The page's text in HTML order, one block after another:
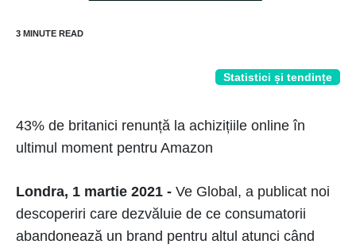
Statistici și tendințe
43% de britanici renunță la achizițiile online în
ultimul moment pentru Amazon
Londra, 1 martie 2021 - Ve Global, a publicat noi
descoperiri care dezvăluie de ce consumatorii
abandonează un brand pentru altul atunci când